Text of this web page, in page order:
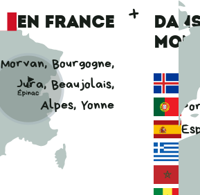
EN FRANCE
Morvan, Bourgogne,
Jura, Beaujolais,
Alpes, Yonne